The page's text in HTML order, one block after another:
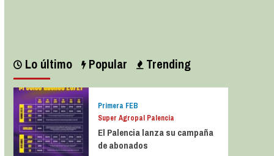
Lo último Popular Trending
Primera FEB
Super Agropal Palencia
El Palencia lanza su campaña
de abonados